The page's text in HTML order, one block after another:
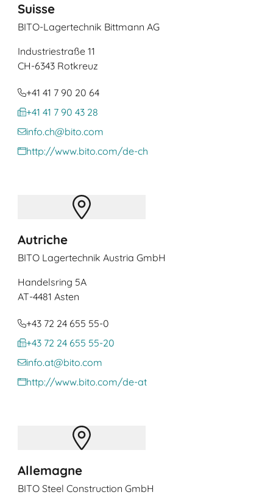
Suisse
BITO-Lagertechnik Bittmann AG
Industriestraße 11
CH-6343 Rotkreuz
+41 41 7 90 20 64
+41 41 7 90 43 28
info.ch@bito.com
http://www.bito.com/de-ch
Autriche
BITO Lagertechnik Austria GmbH
Handelsring 5A
AT-4481 Asten
+43 72 24 655 55-0
+43 72 24 655 55-20
info.at@bito.com
http://www.bito.com/de-at
Allemagne
BITO Steel Construction GmbH